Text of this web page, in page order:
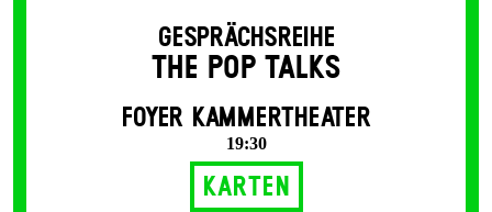
GESPRÄCHSREIHE
THE POP TALKS
FOYER KAMMERTHEATER
19:30
Karten